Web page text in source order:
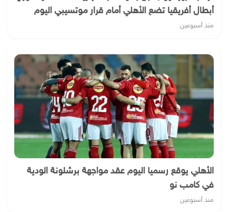
أبطال أفريقيا تضع الأهلي أمام قرار موتسيبي اليوم
منذ أسبوعين
الأهلي يوقع رسميا اليوم عقد مواجهة برشلونة الودية
في كامب نو
منذ أسبوعين